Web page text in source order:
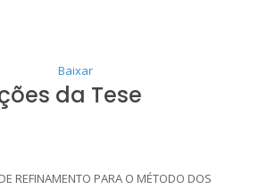
Baixar
da Tese
REFINAMENTO PARA O MÉTODO DOS